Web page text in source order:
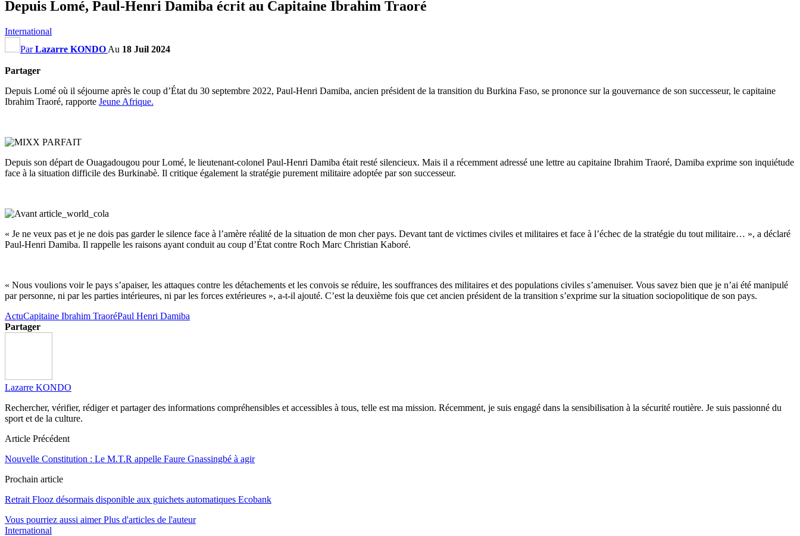
Depuis Lomé, Paul-Henri Damiba écrit au Capitaine Ibrahim Traoré
International
ParLazarre KONDO Au 18 Juil 2024
Partager
Depuis Lomé où il séjourne après le coup d’État du 30 septembre 2022, Paul-Henri Damiba, ancien président de la transition du Burkina Faso, se prononce sur la gouvernance de son successeur, le capitaine
Ibrahim Traoré, rapporte Jeune Afrique.
Depuis son départ de Ouagadougou pour Lomé, le lieutenant-colonel Paul-Henri Damiba était resté silencieux. Mais il a récemment adressé une lettre au capitaine Ibrahim Traoré, Damiba exprime son inquiétude
face à la situation difficile des Burkinabè. Il critique également la stratégie purement militaire adoptée par son successeur.
« Je ne veux pas et je ne dois pas garder le silence face à l’amère réalité de la situation de mon cher pays. Devant tant de victimes civiles et militaires et face à l’échec de la stratégie du tout militaire… », a déclaré
Paul-Henri Damiba. Il rappelle les raisons ayant conduit au coup d’État contre Roch Marc Christian Kaboré.
« Nous voulions voir le pays s’apaiser, les attaques contre les détachements et les convois se réduire, les souffrances des militaires et des populations civiles s’amenuiser. Vous savez bien que je n’ai été manipulé
par personne, ni par les parties intérieures, ni par les forces extérieures », a-t-il ajouté. C’est la deuxième fois que cet ancien président de la transition s’exprime sur la situation sociopolitique de son pays.
ActuCapitaine Ibrahim TraoréPaul Henri Damiba
Partager
Lazarre KONDO
Rechercher, vérifier, rédiger et partager des informations compréhensibles et accessibles à tous, telle est ma mission. Récemment, je suis engagé dans la sensibilisation à la sécurité routière. Je suis passionné du
sport et de la culture.
Article Précédent
Nouvelle Constitution : Le M.T.R appelle Faure Gnassingbé à agir
Prochain article
Retrait Flooz désormais disponible aux guichets automatiques Ecobank
Vous pourriez aussi aimer Plus d'articles de l'auteur
International